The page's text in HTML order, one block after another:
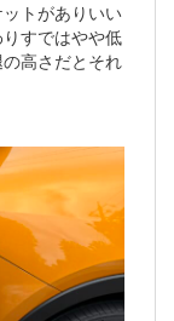
トがありいい
すではやや低
高さだとそれ